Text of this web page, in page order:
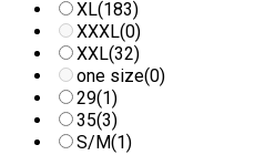
XL(183)
XXXL(0)
XXL(32)
one size(0)
29(1)
35(3)
S/M(1)